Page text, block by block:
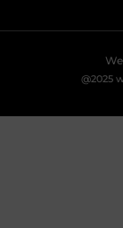
@2025